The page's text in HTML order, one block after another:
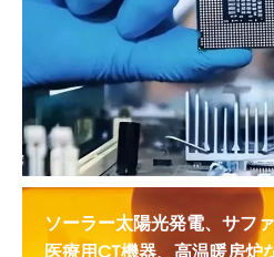
ソーラー太陽光発電、サフ